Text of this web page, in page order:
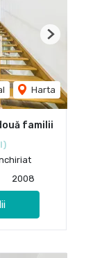
Harta
Next
familii
2008